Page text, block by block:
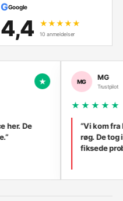
GGoogle
4,4 ★★★★★
10 anmeldelser
MG
Trustpilot
“Vi kom fra Nordsjælland
røg. De tog imod os med
fiksede problemet hurtigt